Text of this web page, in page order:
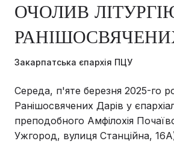
ОЧОЛИВ
Закарпатська єпархія ПЦУ
Середа, п'яте березня 2025-го
Ранішосвячених Дарів у
преподобного Амфілохія
Ужгород, вулиця Станційна,